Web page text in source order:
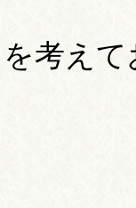
を考え